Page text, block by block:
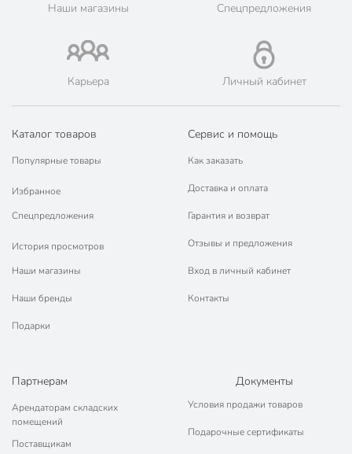
марок.
Наши магазины Спецпредложения
Карьера Личный кабинет
Каталог товаров
Популярные товары
Избранное
Спецпредложения
История просмотров
Наши магазины
Наши бренды
Подарки
Сервис и помощь
Как заказать
Доставка и оплата
Гарантия и возврат
Отзывы и предложения
Вход в личный кабинет
Контакты
Партнерам
Арендаторам складских
помещений
Поставщикам
Документы
Условия продажи товаров
Подарочные сертификаты